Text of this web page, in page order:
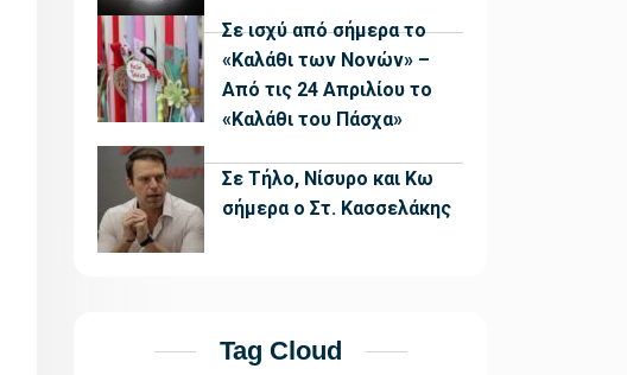
Σε ισχύ από σήμερα το
«Καλάθι των Νονών» –
Από τις 24 Απριλίου το
«Καλάθι του Πάσχα»
Σε Τήλο, Νίσυρο και Κω
σήμερα ο Στ. Κασσελάκης
Tag Cloud